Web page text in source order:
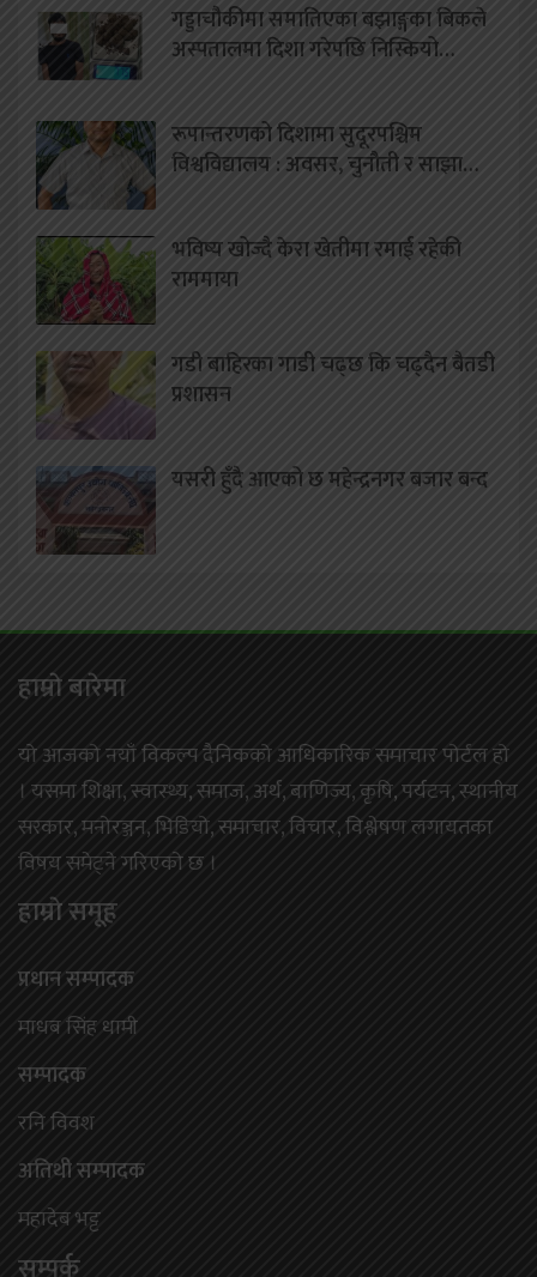
गड्डाचौकीमा समातिएका बझाङ्गका बिकले
अस्पतालमा दिशा गरेपछि निस्कियो…
रूपान्तरणको दिशामा सुदूरपश्चिम
विश्वविद्यालय : अवसर, चुनौती र साझा…
भविष्य खोज्दै केरा खेतीमा रमाई रहेकी
राममाया
गडी बाहिरका गाडी चढ्छ कि चढ्दैन बैतडी
प्रशासन
यसरी हुँदै आएको छ महेन्द्रनगर बजार बन्द
हाम्राे बारेमा
यो आजको नयाँ विकल्प दैनिकको आधिकारिक समाचार पोर्टल हो
। यसमा शिक्षा, स्वास्थ्य, समाज, अर्थ, बाणिज्य, कृषि, पर्यटन, स्थानीय
सरकार, मनोरञ्जन, भिडियो, समाचार, विचार, विश्लेषण लगायतका
विषय समेट्ने गरिएको छ ।
हाम्राे समूह
प्रधान सम्पादक
माधब सिंह धामी
सम्पादक
रनि विवश
अतिथी सम्पादक
महादेब भट्ट